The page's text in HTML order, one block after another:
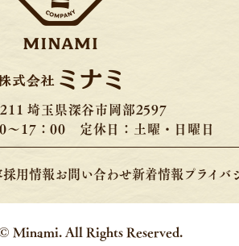
埼玉県深谷市岡部2597
〜17：00 定休日：土曜・日曜日
採用情報 お問い合わせ新着情報 プライバ
Minami. All Rights Reserved.